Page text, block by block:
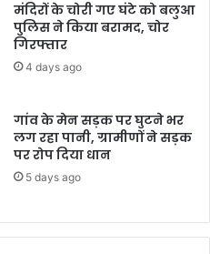
मंदिरों के चोरी गए घंटे को बलुआ
पुलिस ने किया बरामद, चोर
गिरफ्तार
4 days ago
गांव के मेन सड़क पर घुटने भर
लग रहा पानी, ग्रामीणों ने सड़क
पर रोप दिया धान
5 days ago